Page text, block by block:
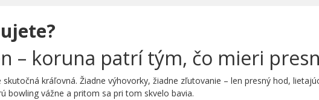
– koruna patrí tým, čo mieri
kráľovná. Žiadne výhovorky, žiadne zľutovanie – len presný hod,
bowling vážne a pritom sa pri tom skvelo bavia.